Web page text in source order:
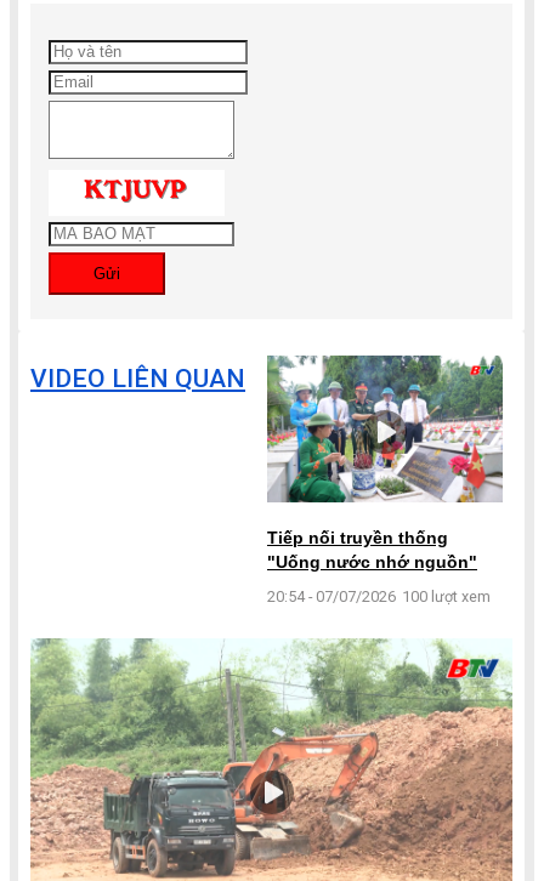
Gửi
VIDEO LIÊN QUAN
Tiếp nối truyền thống
"Uống nước nhớ nguồn"
20:54 - 07/07/2026 100 lượt xem